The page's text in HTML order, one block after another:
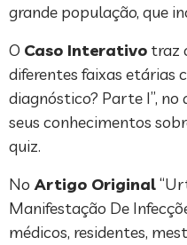
grande população, que
O Caso Interativo traz
diferentes faixas etárias
diagnóstico? Parte I”,
seus conhecimentos
quiz.
No Artigo Original
Manifestação De
médicos, residentes,